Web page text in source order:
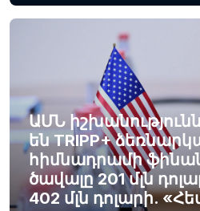
ԱՄՆ
են TRIPP+
հիմնադրամի
ծավալը 201 մլն
402 մլն դոլարի.